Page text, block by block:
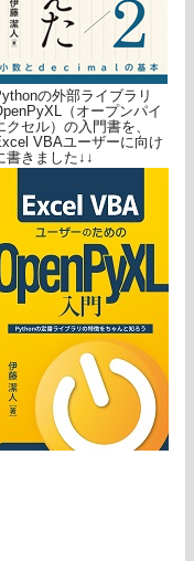
の外部ライブラリ
（オープンパイ
クセル）の入門書を、
VBAユーザーに向け
書きました↓↓